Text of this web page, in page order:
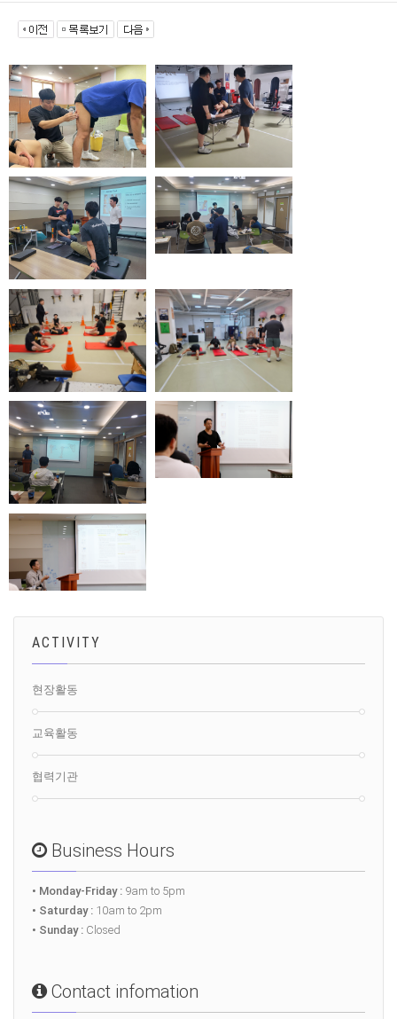
ACTIVITY
현장활동
교육활동
협력기관
Business Hours
• Monday-Friday : 9am to 5pm
• Saturday : 10am to 2pm
• Sunday : Closed
Contact infomation